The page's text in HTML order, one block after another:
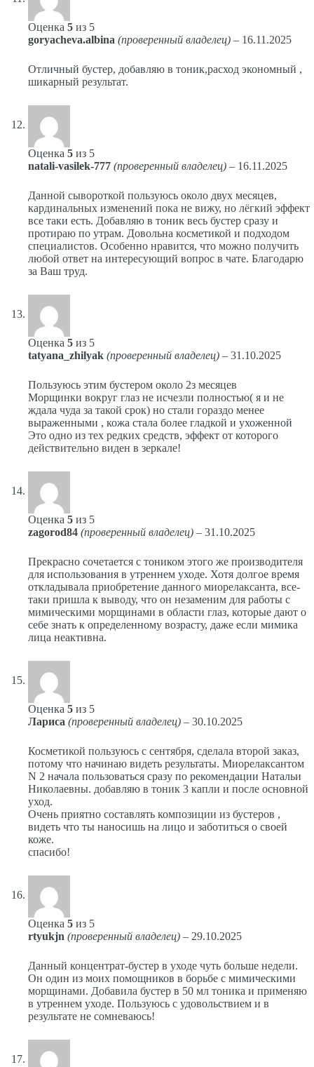
Оценка 5 из 5
goryacheva.albina (проверенный владелец) – 16.11.2025
Отличный бустер, добавляю в тоник,расход экономный ,
шикарный результат.
Оценка 5 из 5
natali-vasilek-777 (проверенный владелец) – 16.11.2025
Данной сывороткой пользуюсь около двух месяцев,
кардинальных изменений пока не вижу, но лёгкий эффект
все таки есть. Добавляю в тоник весь бустер сразу и
протираю по утрам. Довольна косметикой и подходом
специалистов. Особенно нравится, что можно получить
любой ответ на интересующий вопрос в чате. Благодарю
за Ваш труд.
Оценка 5 из 5
tatyana_zhilyak (проверенный владелец) – 31.10.2025
Пользуюсь этим бустером около 2з месяцев
Морщинки вокруг глаз не исчезли полностью( я и не
ждала чуда за такой срок) но стали гораздо менее
выраженными , кожа стала более гладкой и ухоженной
Это одно из тех редких средств, эффект от которого
действительно виден в зеркале!
Оценка 5 из 5
zagorod84 (проверенный владелец) – 31.10.2025
Прекрасно сочетается с тоником этого же производителя
для использования в утреннем уходе. Хотя долгое время
откладывала приобретение данного миорелаксанта, все-
таки пришла к выводу, что он незаменим для работы с
мимическими морщинами в области глаз, которые дают о
себе знать к определенному возрасту, даже если мимика
лица неактивна.
Оценка 5 из 5
Лариса (проверенный владелец) – 30.10.2025
Косметикой пользуюсь с сентября, сделала второй заказ,
потому что начинаю видеть результаты. Миорелаксантом
N 2 начала пользоваться сразу по рекомендации Натальи
Николаевны. добавляю в тоник 3 капли и после основной
уход.
Очень приятно составлять композиции из бустеров ,
видеть что ты наносишь на лицо и заботиться о своей
коже.
спасибо!
Оценка 5 из 5
rtyukjn (проверенный владелец) – 29.10.2025
Данный концентрат-бустер в уходе чуть больше недели.
Он один из моих помощников в борьбе с мимическими
морщинами. Добавила бустер в 50 мл тоника и применяю
в утреннем уходе. Пользуюсь с удовольствием и в
результате не сомневаюсь!